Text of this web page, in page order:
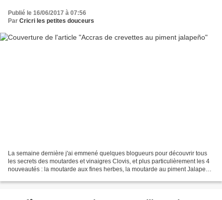
Publié le 16/06/2017 à 07:56
Par Cricri les petites douceurs
La semaine dernière j'ai emmené quelques blogueurs pour découvrir tous
les secrets des moutardes et vinaigres Clovis, et plus particulièrement les 4
nouveautés : la moutarde aux fines herbes, la moutarde au piment Jalapeño,